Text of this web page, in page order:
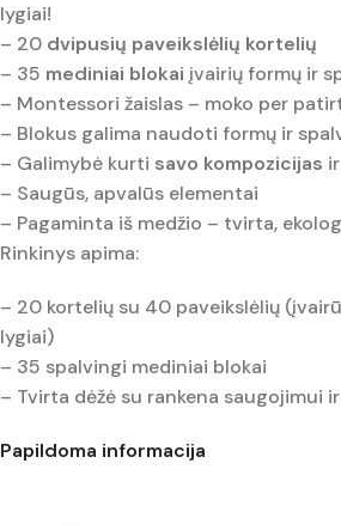
lygiai!
– 20 dvipusių paveikslėlių kortelių
– 35 mediniai blokai įvairių formų ir
– Montessori žaislas – moko per
– Blokus galima naudoti formų ir
– Galimybė kurti savo kompozicijas
– Saugūs, apvalūs elementai
– Pagaminta iš medžio – tvirta,
Rinkinys apima:
– 20 kortelių su 40 paveikslėlių
lygiai)
– 35 spalvingi mediniai blokai
– Tvirta dėžė su rankena saugojimui
Papildoma informacija